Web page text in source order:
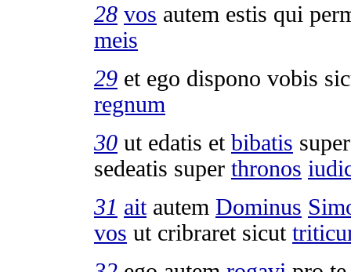
28 vos autem estis qui
meis
29 et ego dispono vobis
regnum
30 ut edatis et bibatis
sedeatis super thronos
31 aitautem Dominus
vos ut cribraretsicut